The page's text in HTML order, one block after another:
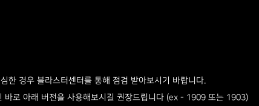
한 경우 블라스터센터를 통해 점검 받아보시기 바랍니다.
바로 아래 버전을 사용해보시길 권장드립니다 (ex - 1909 또는 1903)